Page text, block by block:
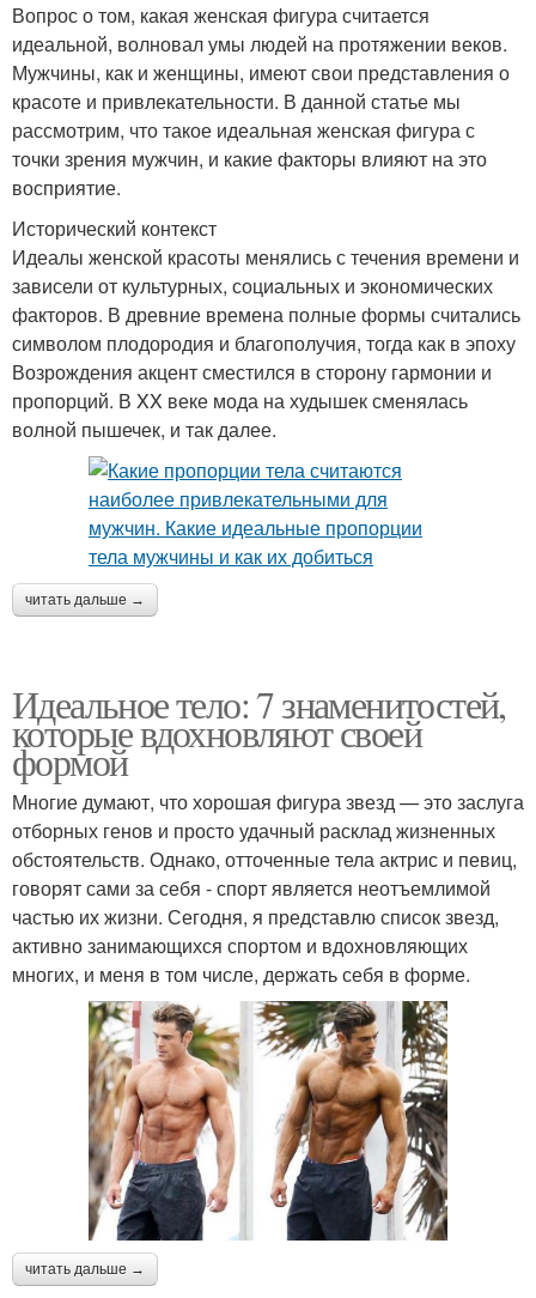
Вопрос о том, какая женская фигура считается
идеальной, волновал умы людей на протяжении веков.
Мужчины, как и женщины, имеют свои представления о
красоте и привлекательности. В данной статье мы
рассмотрим, что такое идеальная женская фигура с
точки зрения мужчин, и какие факторы влияют на это
восприятие.
Исторический контекст
Идеалы женской красоты менялись с течения времени и
зависели от культурных, социальных и экономических
факторов. В древние времена полные формы считались
символом плодородия и благополучия, тогда как в эпоху
Возрождения акцент сместился в сторону гармонии и
пропорций. В XX веке мода на худышек сменялась
волной пышечек, и так далее.
читать дальше →
Идеальное тело: 7 знаменитостей,
которые вдохновляют своей
формой
Многие думают, что хорошая фигура звезд — это заслуга
отборных генов и просто удачный расклад жизненных
обстоятельств. Однако, отточенные тела актрис и певиц,
говорят сами за себя - спорт является неотъемлимой
частью их жизни. Сегодня, я представлю список звезд,
активно занимающихся спортом и вдохновляющих
многих, и меня в том числе, держать себя в форме.
читать дальше →